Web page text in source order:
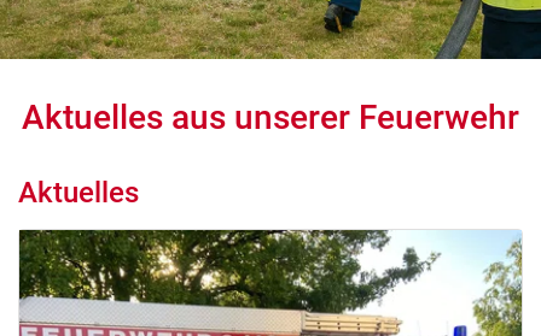
Aktuelles aus unserer Feuerwehr
Aktuelles